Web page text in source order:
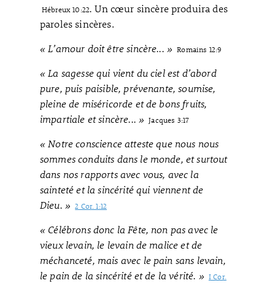
Hébreux 10:22.Un cœur sincère produira des
paroles sincères.
« L’amour doit être sincère... » Romains 12:9
« La sagesse qui vient du ciel est d’abord
pure, puis paisible, prévenante, soumise,
pleine de miséricorde et de bons fruits,
impartiale et sincère... » Jacques 3:17
« Notre conscience atteste que nous nous
sommes conduits dans le monde, et surtout
dans nos rapports avec vous, avec la
sainteté et la sincérité qui viennent de
Dieu. » 2 Cor. 1:12
« Célébrons donc la Fête, non pas avec le
vieux levain, le levain de malice et de
méchanceté, mais avec le pain sans levain,
le pain de la sincérité et de la vérité. » I Cor.